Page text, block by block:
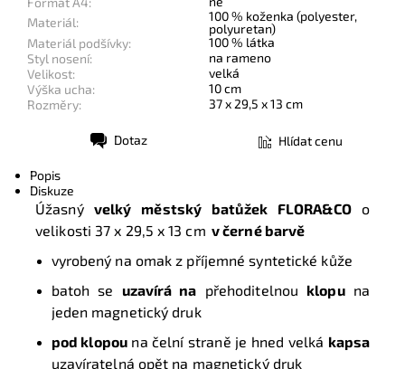
Materiál:
100 % koženka (polyester,
polyuretan)
Materiál podšívky:
100 % látka
Styl nosení:
na rameno
Velikost:
velká
Výška ucha:
10 cm
Rozměry:
37 x 29,5 x 13 cm
Dotaz Hlídat cenu
Popis
Diskuze
Úžasnývelký městský batůžek FLORA&CO o
velikosti 37 x 29,5 x 13 cm v černé barvě
vyrobený na omak z příjemné syntetické kůže
batoh se uzavírá na přehoditelnou klopuna
jeden magnetický druk
pod klopouna čelní straně je hned velká kapsa
uzavíratelná opět na magnetický druk